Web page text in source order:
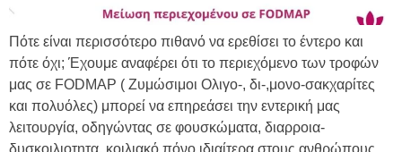
Πότε είναι περισσότερο πιθανό να ερεθίσει το έντερο και
πότε όχι; Έχουμε αναφέρει ότι το περιεχόμενο των τροφών
μας σε FODMAP ( Zυμώσιμοι Oλιγο-, δι-,μονο-σακχαρίτες
και πολυόλες) μπορεί να επηρεάσει την εντερική μας
λειτουργία, οδηγώντας σε φουσκώματα, διαρροια-
δυσκοιλιοτητα, κοιλιακό πόνο ιδιαίτερα στους ανθρώπους